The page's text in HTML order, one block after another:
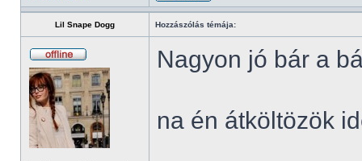
Lil Snape Dogg Hozzászólás témája:
Nagyon jó bár a
na én átköltözök